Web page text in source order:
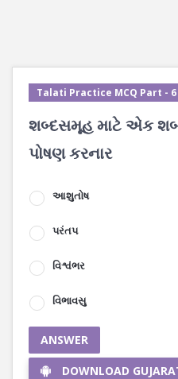
Talati Practice MCQ Part - 6
શબ્દસમૂહ માટે એક
પોષણ કરનાર
આશુતોષ
પરંતપ
વિશ્વંભર
વિભાવસુ
ANSWER
DOWNLOAD